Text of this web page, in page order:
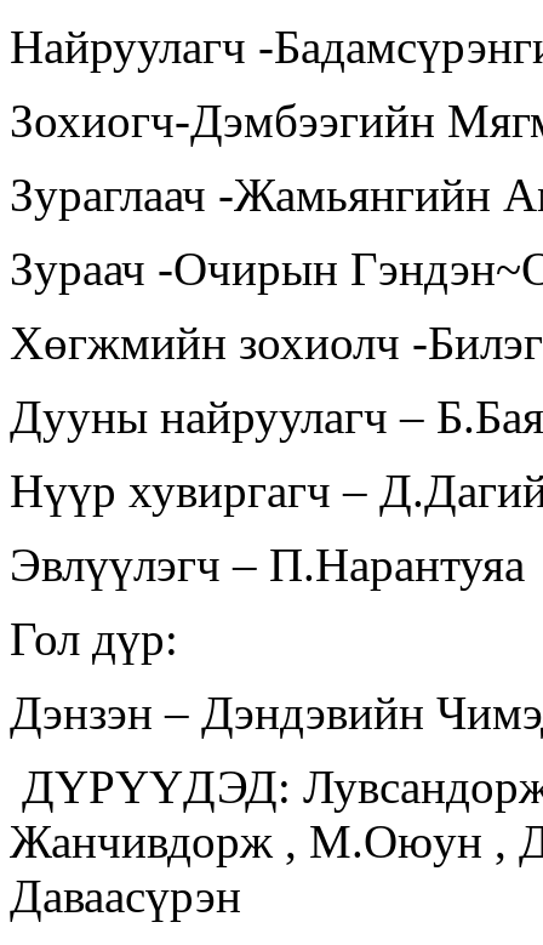
Найруулагч -
Зохиогч-Дэмбээгийн
Зураглаач -Жамьянгийн
Зураач -Очирын
Хөгжмийн зохиолч -
Дууны найруулагч –
Нүүр хувиргагч –
Эвлүүлэгч – П.Нарантуяа
Гол дүр:
Дэнзэн – Дэндэвийн
ДҮРҮҮДЭД:
Жанчивдорж , М.Оюун ,
Даваасүрэн